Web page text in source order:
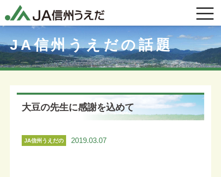
JA信州うえだの話題
大豆の先生に感謝を込めて
JA信州うえだの
2019.03.07